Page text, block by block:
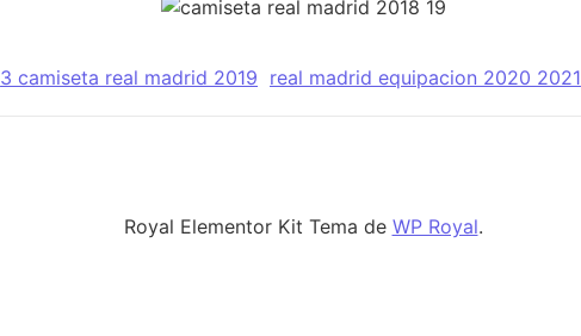
3 camiseta real madrid 2019 real madrid equipacion 2020 2021
Royal Elementor Kit Tema de WP Royal.